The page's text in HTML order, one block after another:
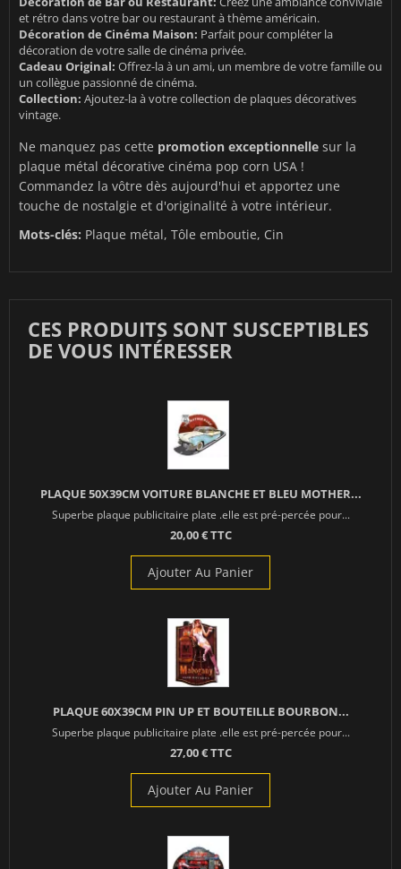
et rétro dans votre bar ou restaurant à thème américain.
Décoration de Cinéma Maison: Parfait pour compléter la
décoration de votre salle de cinéma privée.
Cadeau Original: Offrez-la à un ami, un membre de votre famille ou
un collègue passionné de cinéma.
Collection: Ajoutez-la à votre collection de plaques décoratives
vintage.
Ne manquez pas cette promotion exceptionnelle sur la
plaque métal décorative cinéma pop corn USA !
Commandez la vôtre dès aujourd'hui et apportez une
touche de nostalgie et d'originalité à votre intérieur.
Mots-clés: Plaque métal, Tôle emboutie, Cin
CES PRODUITS SONT SUSCEPTIBLES
DE VOUS INTÉRESSER
PLAQUE 50X39CM VOITURE BLANCHE ET BLEU MOTHER...
Superbe plaque publicitaire plate .elle est pré-percée pour...
20,00 € TTC
Ajouter Au Panier
PLAQUE 60X39CM PIN UP ET BOUTEILLE BOURBON...
Superbe plaque publicitaire plate .elle est pré-percée pour...
27,00 € TTC
Ajouter Au Panier